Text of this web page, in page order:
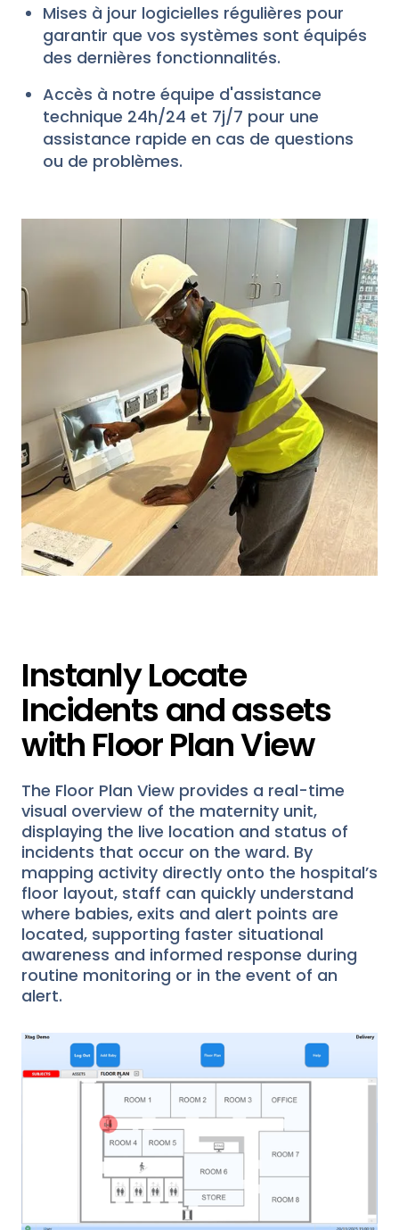
Mises à jour logicielles régulières pour
garantir que vos systèmes sont équipés
des dernières fonctionnalités.
Accès à notre équipe d'assistance
technique 24h/24 et 7j/7 pour une
assistance rapide en cas de questions
ou de problèmes.
Instanly Locate
Incidents and assets
with Floor Plan View
The Floor Plan View provides a real-time
visual overview of the maternity unit,
displaying the live location and status of
incidents that occur on the ward. By
mapping activity directly onto the hospital’s
floor layout, staff can quickly understand
where babies, exits and alert points are
located, supporting faster situational
awareness and informed response during
routine monitoring or in the event of an
alert.